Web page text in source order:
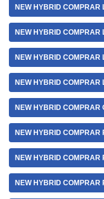
NEW HYBRID COMPRAR
NEW HYBRID COMPRAR
NEW HYBRID COMPRAR
NEW HYBRID COMPRAR
NEW HYBRID COMPRAR
NEW HYBRID COMPRAR
NEW HYBRID COMPRAR
NEW HYBRID COMPRAR